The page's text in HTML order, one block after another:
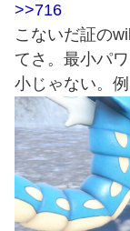
>>716
こないだ証の
てさ。最小パ
小じゃない。